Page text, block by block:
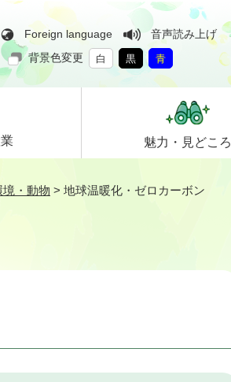
Foreign language
音声読み上げ
背景色変更 白 黒 青
魅力・ 見どころ
境・動物 > 地球温暖化・ゼロカーボン